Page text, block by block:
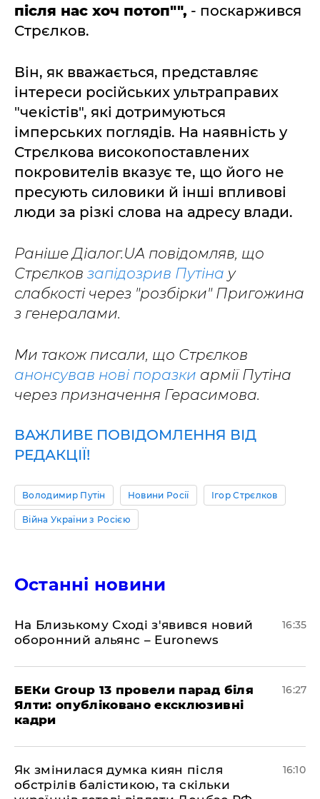
після нас хоч потоп"", - поскаржився
Стрєлков.
Він, як вважається, представляє
інтереси російських ультраправих
"чекістів", які дотримуються
імперських поглядів. На наявність у
Стрєлкова високопоставлених
покровителів вказує те, що його не
пресують силовики й інші впливові
люди за різкі слова на адресу влади.
Раніше Діалог.UA повідомляв, що
Стрєлков запідозрив Путіна у
слабкості через "розбірки" Пригожина
з генералами.
Ми також писали, що Стрєлков
анонсував нові поразки армії Путіна
через призначення Герасимова.
ВАЖЛИВЕ ПОВІДОМЛЕННЯ ВІД
РЕДАКЦІЇ!
Володимир Путін Новини Росії Ігор Стрєлков
Війна України з Росією
Останні новини
На Близькому Сході з'явився новий
оборонний альянс – Euronews
16:35
БЕКи Group 13 провели парад біля
Ялти: опубліковано ексклюзивні
кадри
16:27
Як змінилася думка киян після
обстрілів балістикою, та скільки
16:10